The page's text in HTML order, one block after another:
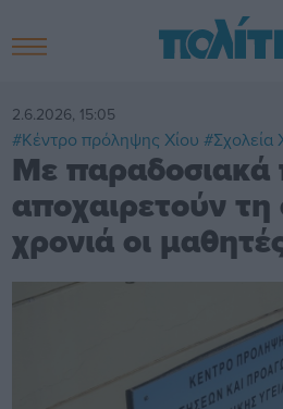
2.6.2026, 15:05
#Κέντρο πρόληψης Χίου #Σχολεία
Με παραδοσιακά
αποχαιρετούν τη
χρονιά οι